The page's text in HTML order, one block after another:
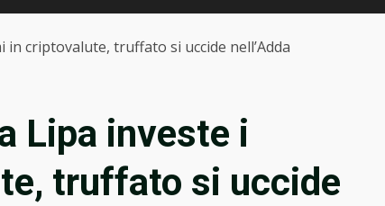
criptovalute, truffato si uccide nell’Adda
Lipa investe i
truffato si uccide